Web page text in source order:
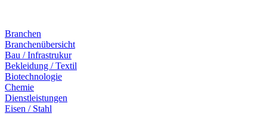
Branchen
Branchenübersicht
Bau / Infrastrukur
Bekleidung / Textil
Biotechnologie
Chemie
Dienstleistungen
Eisen / Stahl